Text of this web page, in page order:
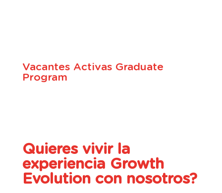
Vacantes Activas Graduate
Program
Quieres vivir la
experiencia Growth
Evolution con nosotros?